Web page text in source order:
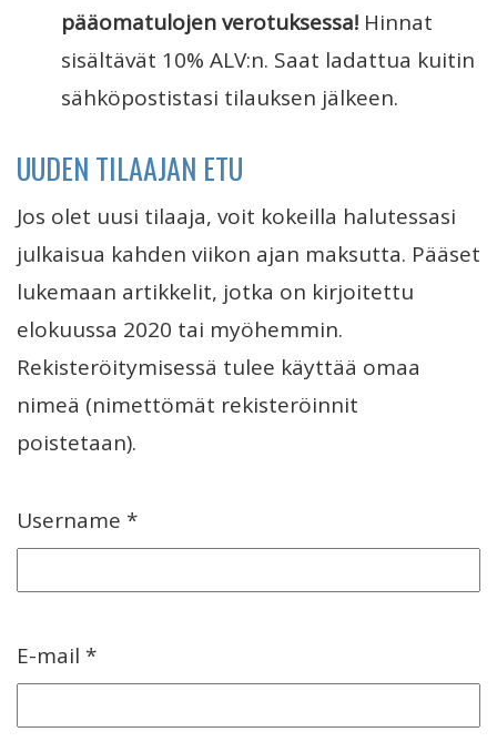
pääomatulojen verotuksessa! Hinnat
sisältävät 10% ALV:n. Saat ladattua kuitin
sähköpostistasi tilauksen jälkeen.
UUDEN TILAAJAN ETU
Jos olet uusi tilaaja, voit kokeilla halutessasi
julkaisua kahden viikon ajan maksutta. Pääset
lukemaan artikkelit, jotka on kirjoitettu
elokuussa 2020 tai myöhemmin.
Rekisteröitymisessä tulee käyttää omaa
nimeä (nimettömät rekisteröinnit
poistetaan).
Username *
E-mail *